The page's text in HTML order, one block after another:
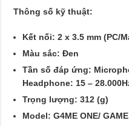
Thông số kỹ thuật:
Kết nối: 2 x 3.5 mm (PC/
Màu sắc: Đen
Tần số đáp ứng:
Headphone: 15 –
Trọng lượng: 312 (g)
Model: G4ME ONE/